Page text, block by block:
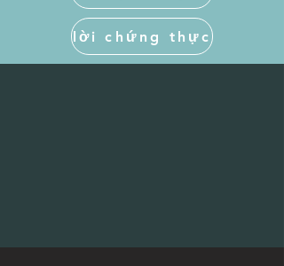
lời chứng thực